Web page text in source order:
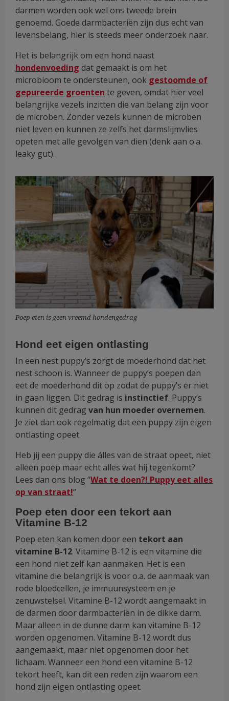
darmen worden ook wel ons tweede brein
genoemd. Goede darmbacteriën zijn dus echt van
levensbelang, hier is steeds meer onderzoek naar.
Het is belangrijk om een hond naast
hondenvoeding dat gemaakt is om het
microbioom te ondersteunen, ook gestoomde of
gepureerde groenten te geven, omdat hier veel
belangrijke vezels inzitten die van belang zijn voor
de microben. Zonder vezels kunnen de microben
niet leven en kunnen ze zelfs het darmslijmvlies
opeten met alle gevolgen van dien (denk aan o.a.
leaky gut).
Poep eten is geen vreemd hondengedrag
Hond eet eigen ontlasting
In een nest puppy’s zorgt de moederhond dat het
nest schoon is. Wanneer de puppy’s poepen dan
eet de moederhond dit op zodat de puppy’s er niet
in gaan liggen. Dit gedrag is instinctief. Puppy’s
kunnen dit gedragvan hun moeder overnemen.
Je ziet dan ook regelmatig dat een puppy zijn eigen
ontlasting opeet.
Heb jij een puppy die álles van de straat opeet, niet
alleen poep maar echt alles wat hij tegenkomt?
Lees dan ons blog “Wat te doen?! Puppy eet alles
op van straat!“
Poep eten door een tekort aan
Vitamine B-12
Poep eten kan komen door een tekort aan
vitamine B-12. Vitamine B-12 is een vitamine die
een hond niet zelf kan aanmaken. Het is een
vitamine die belangrijk is voor o.a. de aanmaak van
rode bloedcellen, je immuunsysteem en je
zenuwstelsel. Vitamine B-12 wordt aangemaakt in
de darmen door darmbacteriën in de dikke darm.
Maar alleen in de dunne darm kan vitamine B-12
worden opgenomen. Vitamine B-12 wordt dus
aangemaakt, maar niet opgenomen door het
lichaam. Wanneer een hond een vitamine B-12
tekort heeft, kan dit een reden zijn waarom een
hond zijn eigen ontlasting opeet.